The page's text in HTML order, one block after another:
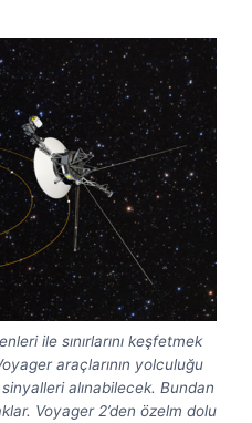
ile sınırlarını keşfetmek
araçlarının yolculuğu
alınabilecek. Bundan
Voyager 2’den özelm dolu